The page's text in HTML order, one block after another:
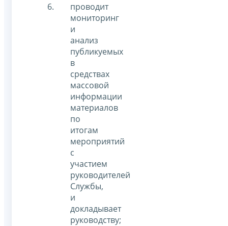
проводит
мониторинг
и
анализ
публикуемых
в
средствах
массовой
информации
материалов
по
итогам
мероприятий
с
участием
руководителей
Службы,
и
докладывает
руководству;